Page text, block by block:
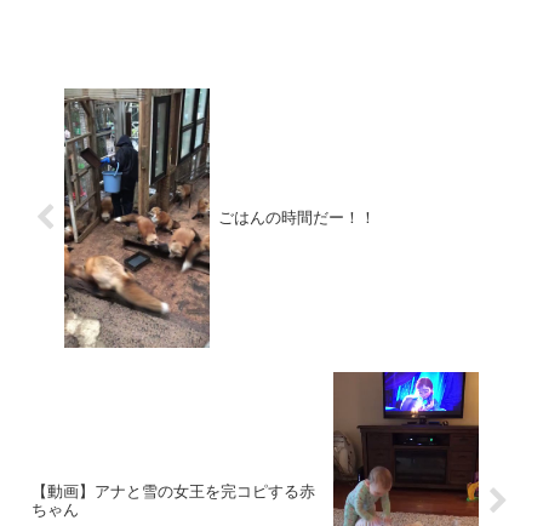
ごはんの時間だー！！
【動画】アナと雪の女王を完コピする赤
ちゃん